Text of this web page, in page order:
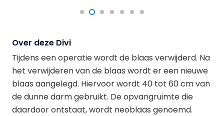
Over deze Divi
Tijdens een operatie wordt de blaas verwijderd. Na
het verwijderen van de blaas wordt er een nieuwe
blaas aangelegd. Hiervoor wordt 40 tot 60 cm van
de dunne darm gebruikt. De opvangruimte die
daardoor ontstaat, wordt neoblaas genoemd.